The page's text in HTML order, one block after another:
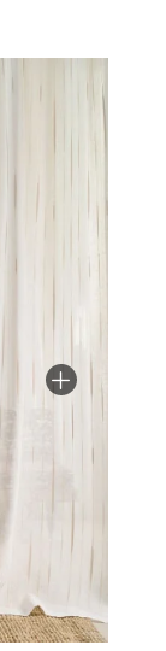
et
artisanaux :
caractère
inspirés de la
révèlent
dans
choisi avec
actuelle et